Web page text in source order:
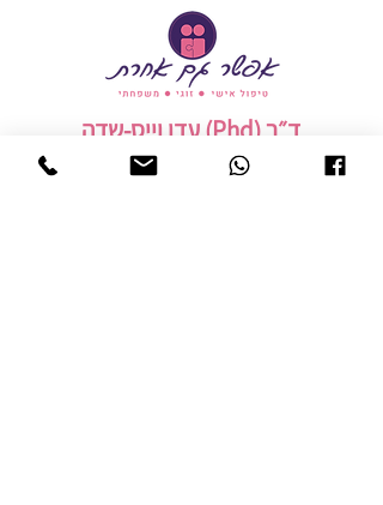
ד״ר (Phd) עדן וייס-שדה
טיפול אישי - זוגי - משפחתי